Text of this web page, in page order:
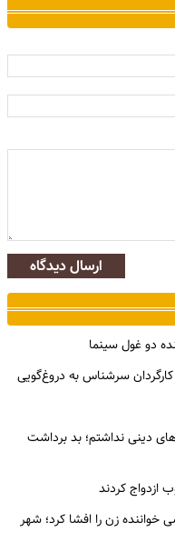
ارسال دیدگاه
دو غول سینما
سرشناس به دروغ‌گویی
دینی نداشتم؛ بد برداشت
ازدواج کردند
خواننده زن را افشا کرد؛ شهر